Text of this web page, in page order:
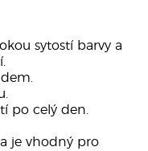
sytostí barvy a
po celý den.
je vhodný pro